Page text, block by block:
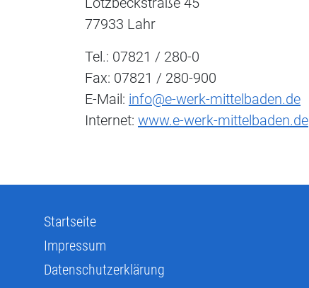
77933 Lahr
Tel.: 07821 / 280-0
Fax: 07821 / 280-900
E-Mail: info@e-werk-mittelbaden.de
Internet: www.e-werk-mittelbaden.de
Startseite
Impressum
Datenschutzerklärung